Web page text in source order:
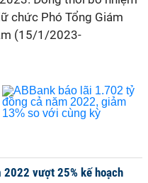
chức Phó Tổng Giám
(15/1/2023-
2022 vượt 25% kế hoạch